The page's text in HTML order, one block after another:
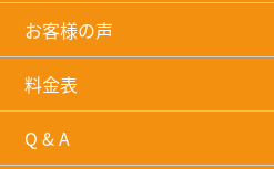
お客様の声
料金表
Q & A